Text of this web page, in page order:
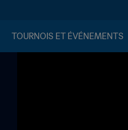
TOURNOIS ET ÉVÉNEMENTS